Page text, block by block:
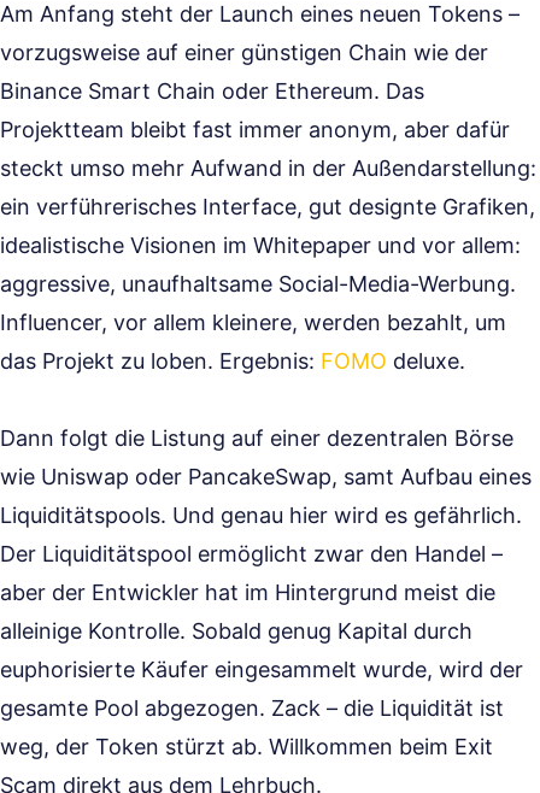
Am Anfang steht der Launch eines neuen Tokens –
vorzugsweise auf einer günstigen Chain wie der
Binance Smart Chain oder Ethereum. Das
Projektteam bleibt fast immer anonym, aber dafür
steckt umso mehr Aufwand in der Außendarstellung:
ein verführerisches Interface, gut designte Grafiken,
idealistische Visionen im Whitepaper und vor allem:
aggressive, unaufhaltsame Social-Media-Werbung.
Influencer, vor allem kleinere, werden bezahlt, um
das Projekt zu loben. Ergebnis: FOMO deluxe.
Dann folgt die Listung auf einer dezentralen Börse
wie Uniswap oder PancakeSwap, samt Aufbau eines
Liquiditätspools. Und genau hier wird es gefährlich.
Der Liquiditätspool ermöglicht zwar den Handel –
aber der Entwickler hat im Hintergrund meist die
alleinige Kontrolle. Sobald genug Kapital durch
euphorisierte Käufer eingesammelt wurde, wird der
gesamte Pool abgezogen. Zack – die Liquidität ist
weg, der Token stürzt ab. Willkommen beim Exit
Scam direkt aus dem Lehrbuch.